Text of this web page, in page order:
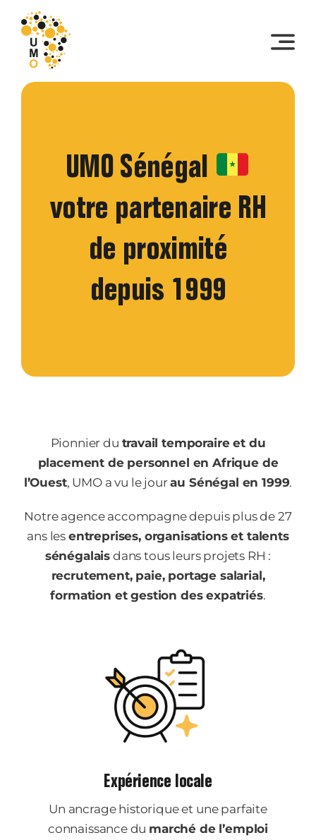
content
UMO Sénégal
votre partenaire RH
de proximité
depuis 1999
Pionnier du travail temporaire et du
placement de personnel en Afrique de
l’Ouest, UMO a vu le jourau Sénégal en 1999.
Notre agence accompagne depuis plus de 27
ans les entreprises, organisations et talents
sénégalais dans tous leurs projets RH :
recrutement, paie, portage salarial,
formation et gestion des expatriés.
Expérience locale
Un ancrage historique et une parfaite
connaissance du marché de l’emploi